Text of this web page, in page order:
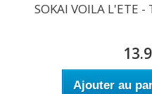
SOKAI VOILA L'ETE -
Ajouter au